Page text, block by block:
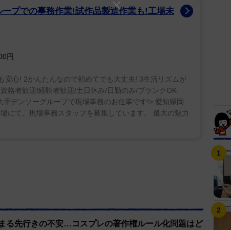
しめる環境を整えていきたいとも思っています」
プでの事務作業!試作品製造作業も!工場未
円
安心! 2かんたんなので初めてでも大丈夫! 3生活リズムが
格者歓迎/経験者歓迎/土日休み/日勤のみ/ブランクOK
手デンソーグループで現場事務のお仕事です!> 愛知県岡
にて、現場事務スタッフを募集しています。 最大の魅力
る先行きの不安…コスプレの著作権ルール化問題はど